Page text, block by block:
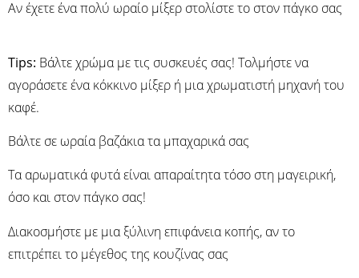
Αν έχετε ένα πολύ ωραίο μίξερ στολίστε το στον πάγκο σας
Tips: Βάλτε χρώμα με τις συσκευές σας! Τολμήστε να
αγοράσετε ένα κόκκινο μίξερ ή μια χρωματιστή μηχανή του
καφέ.
Βάλτε σε ωραία βαζάκια τα μπαχαρικά σας
Τα αρωματικά φυτά είναι απαραίτητα τόσο στη μαγειρική,
όσο και στον πάγκο σας!
Διακοσμήστε με μια ξύλινη επιφάνεια κοπής, αν το
επιτρέπει το μέγεθος της κουζίνας σας